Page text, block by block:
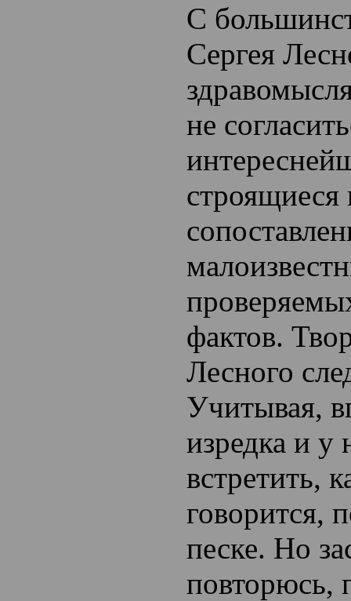
С
Сергея
не
строящиеся
фактов.
Лесного
Учитывая,
изредка и у
встретить,
говорится,
песке. Но
повторюсь,